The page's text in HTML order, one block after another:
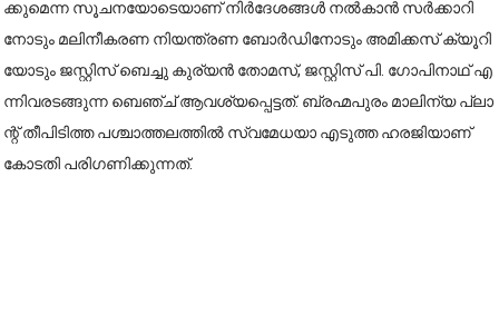
ക്കു​മെ​ന്ന സൂ​ച​ന​യോ​ടെ​യാ​ണ്​ നി​ർ​ദേ​ശ​ങ്ങ​ൾ ന​ൽ​കാ​ൻ സ​ർ​ക്കാ​റി​
നോ​ടും മ​ലി​നീ​ക​ര​ണ നി​യ​ന്ത്ര​ണ ബോ​ർ​ഡി​നോ​ടും അ​മി​ക്ക​സ് ക്യൂ​റി​
യോ​ടും ജ​സ്റ്റി​സ് ബെ​ച്ചു കു​ര്യ​ൻ തോ​മ​സ്, ജ​സ്റ്റി​സ് പി. ​ഗോ​പി​നാ​ഥ് എ​
ന്നി​വ​ര​ട​ങ്ങു​ന്ന ബെ​ഞ്ച്​ ആ​വ​ശ്യ​പ്പെ​ട്ട​ത്. ബ്ര​ഹ്മ​പു​രം മാ​ലി​ന്യ പ്ലാ​
ന്റ് തീ​പി​ടി​ത്ത പ​ശ്ചാ​ത്ത​ല​ത്തി​ൽ സ്വ​മേ​ധ​യാ എ​ടു​ത്ത ഹ​ര​ജി​യാ​ണ്​
കോ​ട​തി പ​രി​ഗ​ണി​ക്കു​ന്ന​ത്.